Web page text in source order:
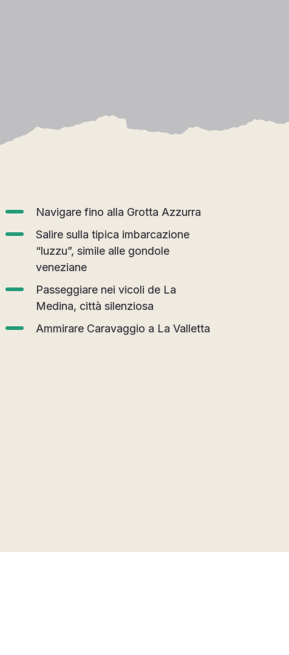
Navigare fino alla Grotta Azzurra
Salire sulla tipica imbarcazione
“luzzu”, simile alle gondole
veneziane
Passeggiare nei vicoli de La
Medina, città silenziosa
Ammirare Caravaggio a La Valletta